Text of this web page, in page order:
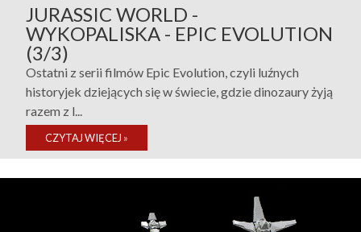
JURASSIC WORLD -
WYKOPALISKA - EPIC EVOLUTION
(3/3)
Ostatni z serii filmów Epic Evolution, czyli luźnych
historyjek dziejących się w świecie, gdzie dinozaury żyją
razem z l...
CZYTAJ WIĘCEJ »